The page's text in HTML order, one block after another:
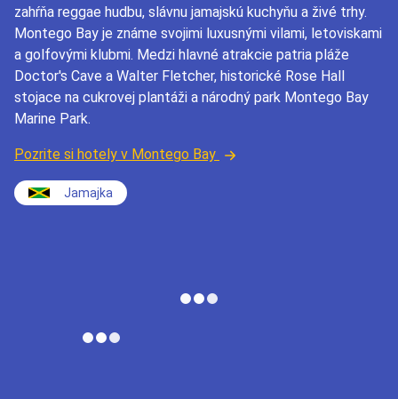
zahŕňa reggae hudbu, slávnu jamajskú kuchyňu a živé trhy.
Montego Bay je známe svojimi luxusnými vilami, letoviskami
a golfovými klubmi. Medzi hlavné atrakcie patria pláže
Doctor's Cave a Walter Fletcher, historické Rose Hall
stojace na cukrovej plantáži a národný park Montego Bay
Marine Park.
Pozrite si hotely v Montego Bay
Jamajka